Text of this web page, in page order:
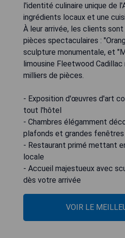
l'identité culinaire unique de
ingrédients locaux et une
À leur arrivée, les clients
pièces spectaculaires :
sculpture monumentale, et
limousine Fleetwood
milliers de pièces.
- Exposition d'œuvres d'art
tout l'hôtel
- Chambres élégamment
plafonds et grandes fenêtres
- Restaurant primé mettant
locale
- Accueil majestueux avec
dès votre arrivée
VOIR LE